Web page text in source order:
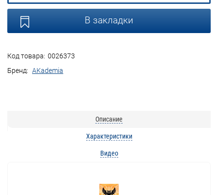
Код товара: 0026373
Бренд: AKademia
В закладки
Описание
Характеристики
Видео